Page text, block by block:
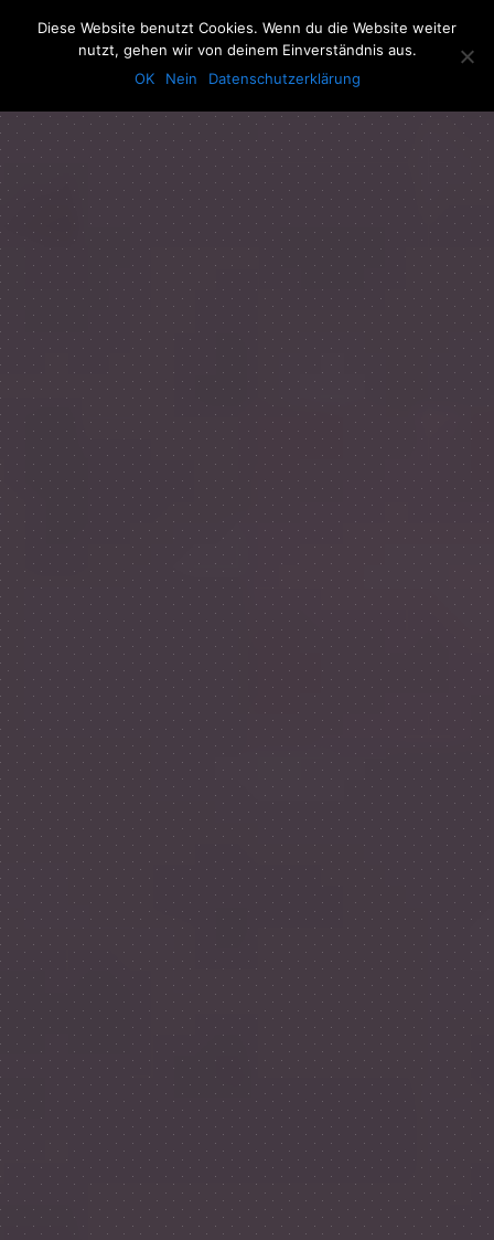
The Howling Men
Diese Website benutzt Cookies. Wenn du die Website weiter
nutzt, gehen wir von deinem Einverständnis aus.
OK
Nein Datenschutzerklärung